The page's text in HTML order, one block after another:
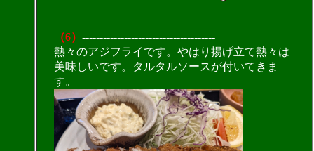
（6） --------------------------------------
熱々のアジフライです。やはり揚げ立て熱々は
美味しいです。タルタルソースが付いてきま
す。